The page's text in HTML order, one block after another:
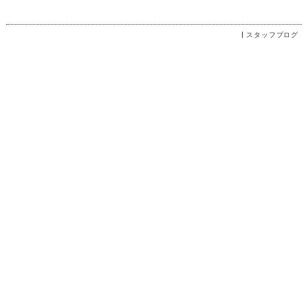
スタッフブログ